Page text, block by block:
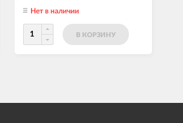
Нет в наличии
В КОРЗИНУ